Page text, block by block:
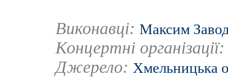
Виконавці: Максим
Концертні
Джерело: Хмельницька